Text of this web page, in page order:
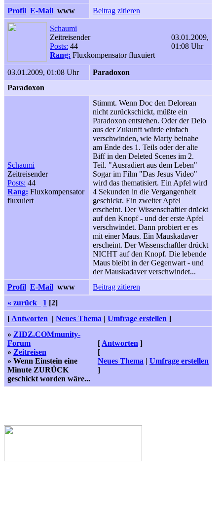
Profil E-Mail www Beitrag zitieren
Schaumi
Zeitreisender
Posts: 44
Rang: Fluxkompensator fluxuiert
03.01.2009,
01:08 Uhr
03.01.2009, 01:08 Uhr
Paradoxon
Paradoxon
Schaumi
Zeitreisender
Posts: 44
Rang: Fluxkompensator
fluxuiert
Stimmt. Wenn Doc den Delorean
nicht zurückschickt, müßte ein
Paradoxon entstehen. Oder der Delo
aus der Zukunft würde einfach
verschwinden, wie Marty beinahe
am Ende des 1. Teils oder der alte
Biff in den Deleted Scenes im 2.
Teil. "Ausradiert aus dem Leben"
Sogar im Film "Das Jesus Video"
wird das thematisiert. Ein Apfel wird
4 Sekunden in die Vergangenheit
geschickt. Ein zweiter Apfel
erscheint. Der Wissenschaftler drückt
auf den Knopf - und der erste Apfel
verschwindet. Dann probiert er es
mit einer Maus. Ein Mauskadaver
erscheint. Der Wissenschaftler drückt
NICHT auf den Knopf. Die lebende
Maus bleibt in der Gegenwart - und
der Mauskadaver verschwindet...
Profil E-Mail www
Beitrag zitieren
« zurück
1 [2]
[ Antworten | Neues Thema | Umfrage erstellen ]
» ZIDZ.COMmunity-
Forum
» Zeitreisen
» Wenn Einstein eine
Minute ZURÜCK
geschickt worden wäre...
[ Antworten ]
[
Neues Thema | Umfrage erstellen
]